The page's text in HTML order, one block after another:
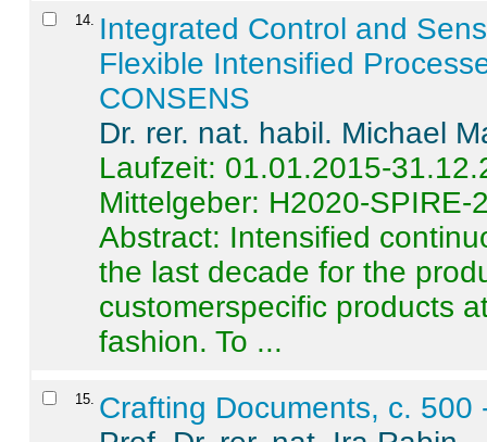
14
Integrated Control and
Flexible Intensified
CONSENS
Dr. rer. nat. habil. Michael
Laufzeit: 01.01.2015-
Mittelgeber: H2020-SPIRE-
Abstract: Intensified
the last decade for the
customerspecific products
fashion. To ...
15 Crafting Documents, c. 500